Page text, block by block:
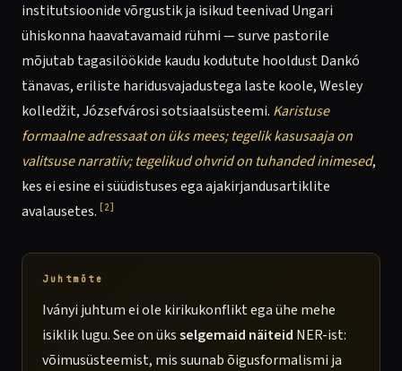
institutsioonide võrgustik ja isikud teenivad Ungari
ühiskonna haavatavamaid rühmi — surve pastorile
mõjutab tagasilöökide kaudu kodutute hooldust Dankó
tänavas, eriliste haridusvajadustega laste koole, Wesley
kolledžit, Józsefvárosi sotsiaalsüsteemi. Karistuse
formaalne adressaat on üks mees; tegelik kasusaaja on
valitsuse narratiiv; tegelikud ohvrid on tuhanded inimesed,
kes ei esine ei süüdistuses ega ajakirjandusartiklite
avalausetes. [2]
Juhtmõte
Iványi juhtum ei ole kirikukonflikt ega ühe mehe
isiklik lugu. See on üksselgemaid näiteid NER-ist:
võimusüsteemist, mis suunab õigusformalismi ja